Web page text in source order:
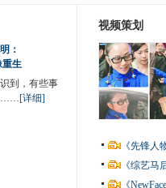
：
重生
到，有些事
……[详细]
视频策划
《先锋
《综艺
《